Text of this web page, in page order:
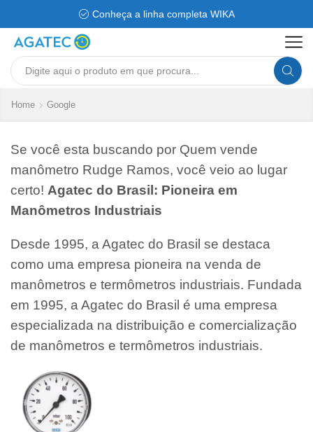
Conheça a linha completa WIKA
Search
Home Google
Se você esta buscando por Quem vende
manômetro Rudge Ramos, você veio ao lugar
certo! Agatec do Brasil: Pioneira em
Manômetros Industriais
Desde 1995, a Agatec do Brasil se destaca
como uma empresa pioneira na venda de
manômetros e termômetros industriais. Fundada
em 1995, a Agatec do Brasil é uma empresa
especializada na distribuição e comercialização
de manômetros e termômetros industriais.